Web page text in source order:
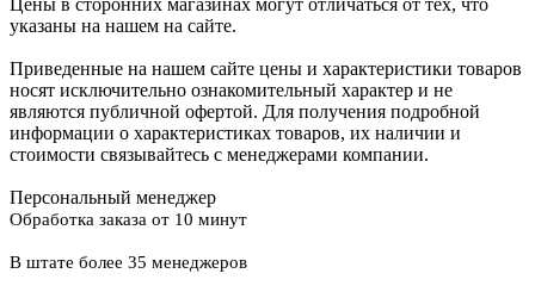
указаны на нашем на сайте.
Приведенные на нашем сайте цены и характеристики товаров
носят исключительно ознакомительный характер и не
являются публичной офертой. Для получения подробной
информации о характеристиках товаров, их наличии и
стоимости связывайтесь с менеджерами компании.
Персональный менеджер
Обработка заказа от 10 минут
В штате более 35 менеджеров